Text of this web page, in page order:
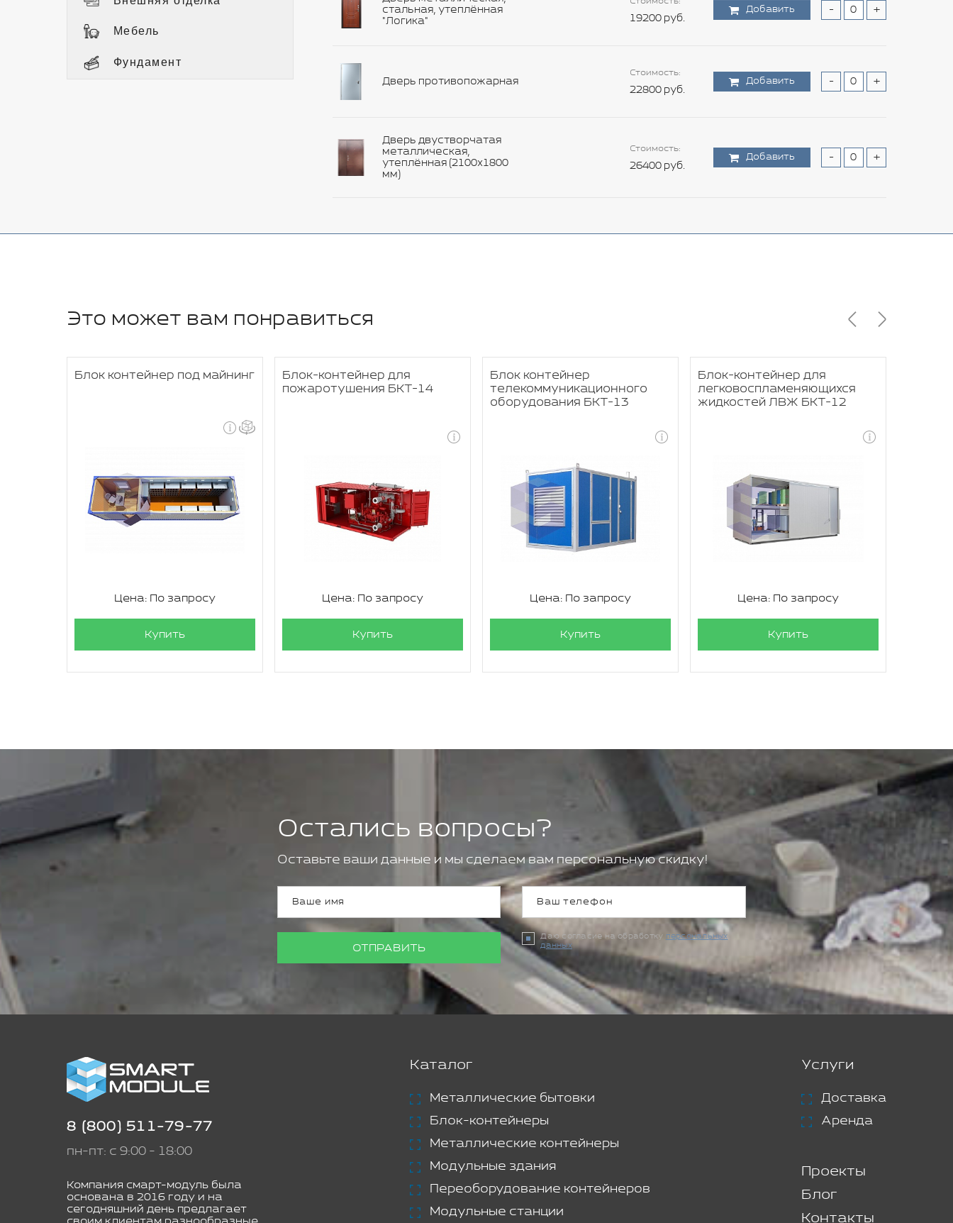
Мебель
Фундамент
стальная, утеплённая
"Логика"
19200 руб.
Добавить - +
Дверь противопожарная
Стоимость:
22800 руб.
Добавить - +
Дверь двустворчатая
металлическая,
утеплённая (2100х1800
мм)
Стоимость:
26400 руб.
Добавить - +
Это может вам понравиться
Блок контейнер под майнинг
Цена: По запросу
Купить
Блок-контейнер для
пожаротушения БКТ-14
Цена: По запросу
Купить
Блок контейнер
телекоммуникационного
оборудования БКТ-13
Цена: По запросу
Купить
Блок-контейнер для
легковоспламеняющихся
жидкостей ЛВЖ БКТ-12
Цена: По запросу
Купить
Остались вопросы?
Оставьте ваши данные и мы сделаем вам персональную скидку!
ОТПРАВИТЬ
Даю согласие на обработку персональных
данных
8 (800) 511-79-77
пн-пт: с 9:00 - 18:00
Компания смарт-модуль была
основана в 2016 году и на
сегодняшний день предлагает
Каталог
Металлические бытовки
Блок-контейнеры
Металлические контейнеры
Модульные здания
Переоборудование контейнеров
Модульные станции
Услуги
Доставка
Аренда
Проекты
Блог
Контакты